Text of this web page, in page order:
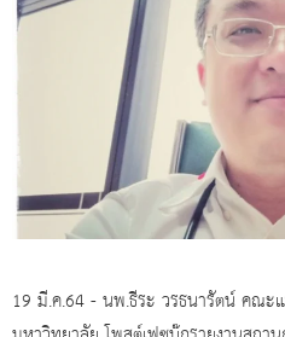
19 มี.ค.64 - นพ.ธีระ วรธนารัตน์ คณ